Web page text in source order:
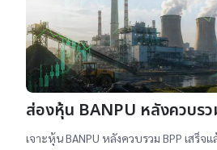
ส่องหุ้น BANPU หลังควบรว
โน้มธุรกิจแจ่ม แถมยีลด์ปันผ
เจาะหุ้น BANPU หลังควบรวม BPP เสร็จ